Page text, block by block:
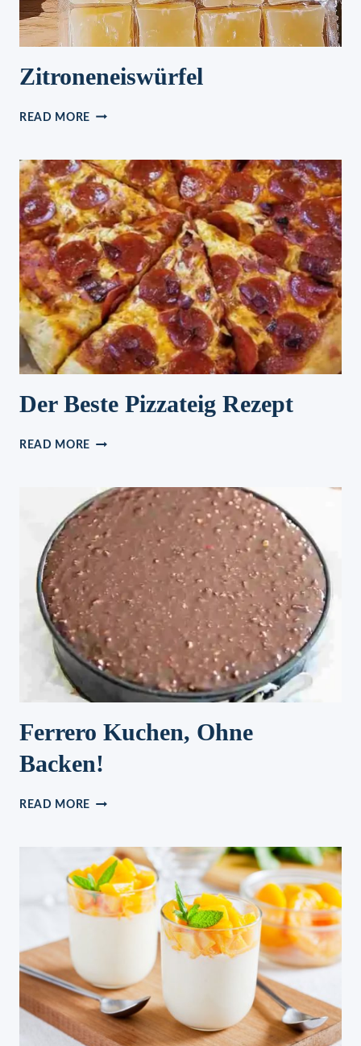
Zitroneneiswürfel
READ MORE ZITRONENEISWÜRFEL
Der Beste Pizzateig Rezept
READ MORE DER
REZEPT
Ferrero Kuchen, Ohne
Backen!
READ MORE FERRERO
BACKEN!